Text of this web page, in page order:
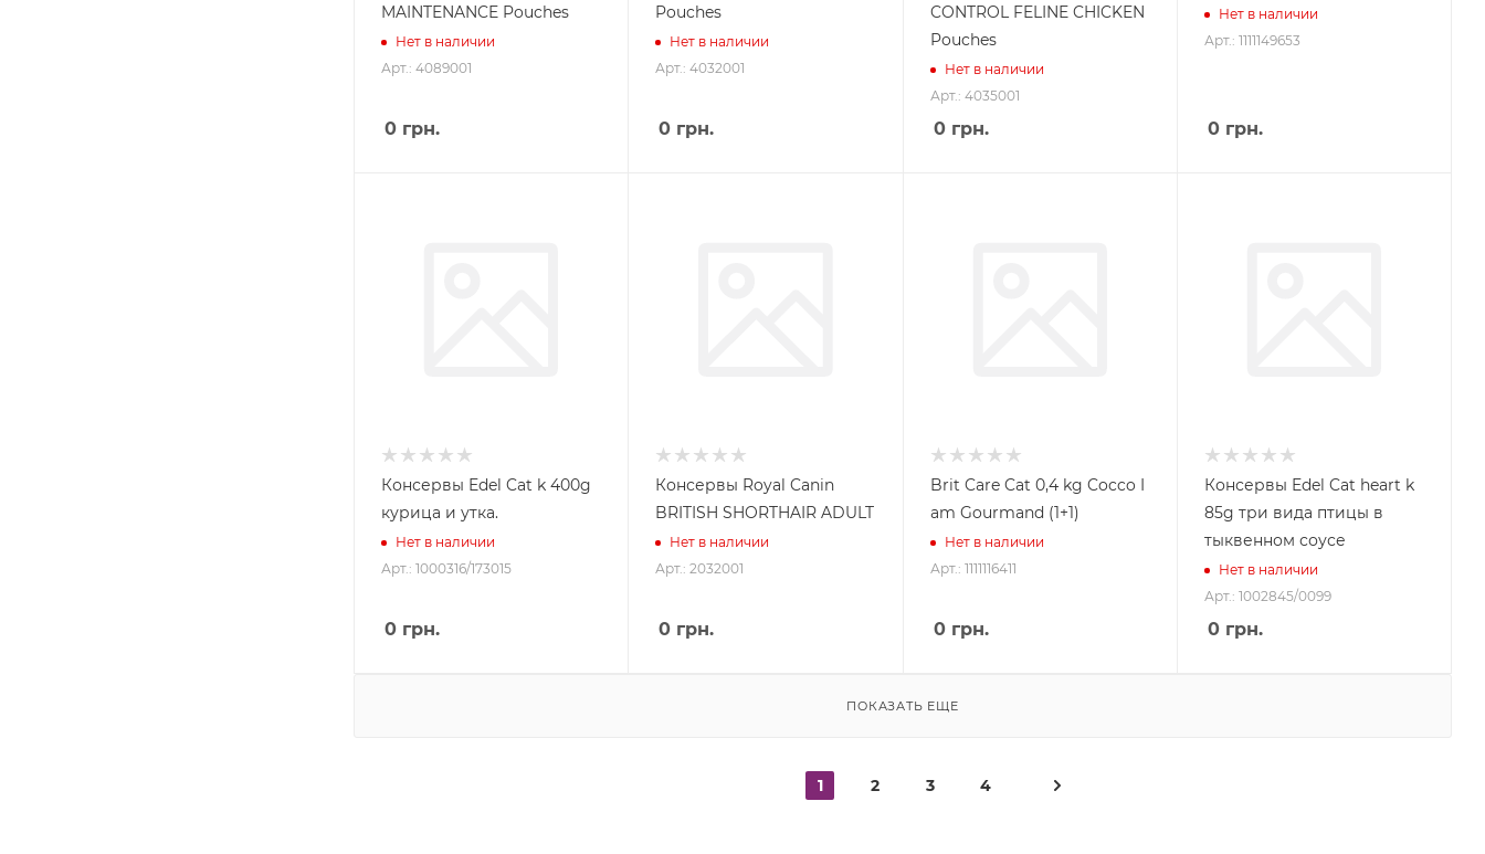
MAINTENANCE Pouches
Нет в наличии
Арт.: 4089001
0 грн.
Pouches
Нет в наличии
Арт.: 4032001
0 грн.
CONTROL FELINE CHICKEN
Pouches
Нет в наличии
Арт.: 4035001
0грн.
Нет в наличии
Арт.: 1111149653
0грн.
Консервы Edel Cat k 400g
курица и утка.
Нет в наличии
Арт.: 1000316/173015
0 грн.
Консервы Royal Canin
BRITISH SHORTHAIR ADULT
Нет в наличии
Арт.: 2032001
0 грн.
Brit Care Cat 0,4 kg Cocco I
am Gourmand (1+1)
Нет в наличии
Арт.: 1111116411
0грн.
Консервы Edel Cat heart k
85g три вида птицы в
тыквенном соусе
Нет в наличии
Арт.: 1002845/0099
0грн.
ПОКАЗАТЬ ЕЩЕ
1 2 3 4